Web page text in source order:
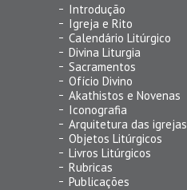
Introdução
Igreja e Rito
Calendário Litúrgico
Divina Liturgia
Sacramentos
Ofício Divino
Akathistos e Novenas
Iconografia
Arquitetura das igrejas
Objetos Litúrgicos
Livros Litúrgicos
Rubricas
Publicações